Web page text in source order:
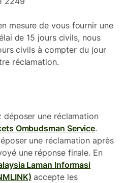
mesure de vous fournir une
de 15 jours civils, nous
civils à compter du jour
réclamation.
déposer une réclamation
Ombudsman Service.
une réclamation après
une réponse finale. En
Laman Informasi
accepte les